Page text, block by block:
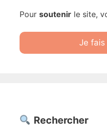
Pour soutenir le site,
Je fais
Rechercher